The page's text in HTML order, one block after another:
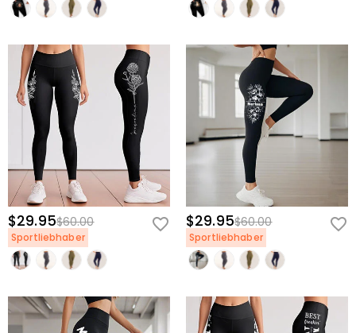
$29.95$60.00
Sportliebhaber
$29.95$60.00
Sportliebhaber